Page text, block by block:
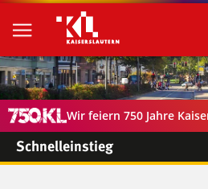
Wir feiern 750 Jahre
Schnelleinstieg